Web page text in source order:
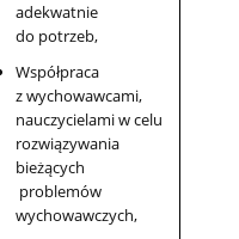
adekwatnie
do potrzeb,
Współpraca
z wychowawcami,
nauczycielami w celu
rozwiązywania
bieżących
problemów
wychowawczych,